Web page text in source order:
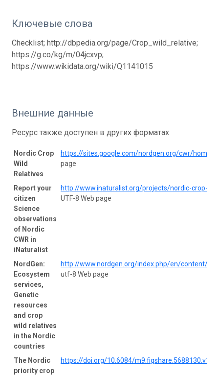
Ключевые слова
Checklist; http://dbpedia.org/page/Crop_wild_relative;
https://g.co/kg/m/04jcxvp;
https://www.wikidata.org/wiki/Q1141015
Внешние данные
Ресурс также доступен в других форматах
Nordic Crop
Wild
Relatives
https://sites.google.com/nordgen.org/cwr/home
page
Report your
citizen
Science
observations
of Nordic
CWR in
iNaturalist
http://www.inaturalist.org/projects/nordic-crop-
UTF-8 Web page
NordGen:
Ecosystem
services,
Genetic
resources
and crop
wild relatives
in the Nordic
countries
http://www.nordgen.org/index.php/en/content/
utf-8 Web page
The Nordic
priority crop
https://doi.org/10.6084/m9.figshare.5688130.v1